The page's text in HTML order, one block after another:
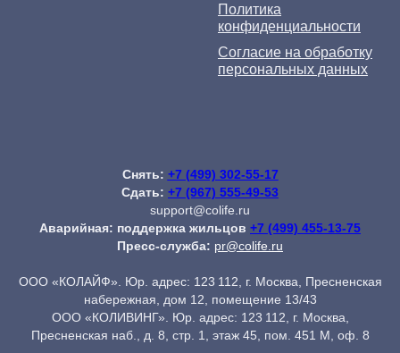
Политика
конфиденциальности
Согласие на обработку
персональных данных
Снять: +7 (499) 302-55-17
Сдать: +7 (967) 555-49-53
support@colife.ru
Аварийная: поддержка жильцов +7 (499) 455-13-75
Пресс-служба: pr@colife.ru
ООО «КОЛАЙФ». Юр. адрес: 123 112, г. Москва, Пресненская
набережная, дом 12, помещение 13/43
ООО «КОЛИВИНГ». Юр. адрес: 123 112, г. Москва,
Пресненская наб., д. 8, стр. 1, этаж 45, пом. 451 М, оф. 8